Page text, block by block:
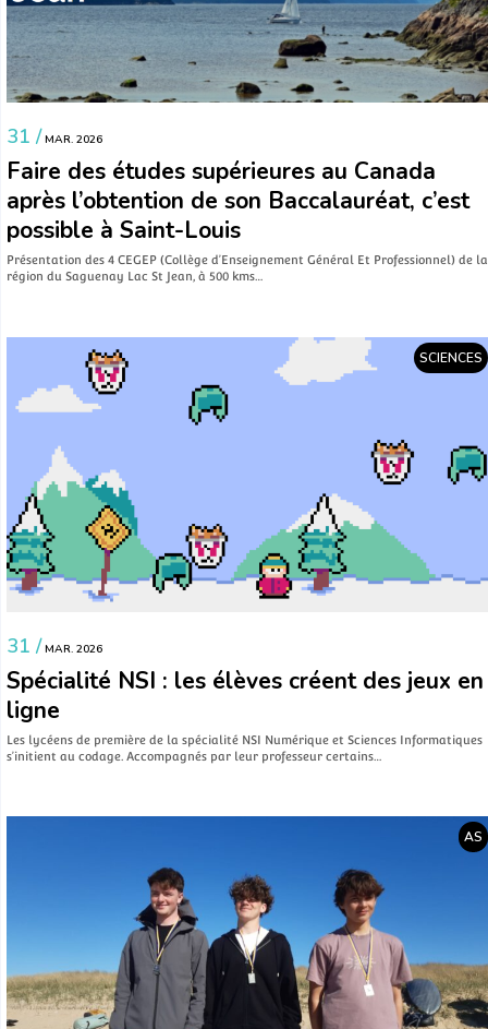
31 / MAR. 2026
Faire des études supérieures au Canada
après l’obtention de son Baccalauréat, c’est
possible à Saint-Louis
Présentation des 4 CEGEP (Collège d’Enseignement Général Et Professionnel) de la
région du Saguenay Lac St Jean, à 500 kms…
SCIENCES
31 / MAR. 2026
Spécialité NSI : les élèves créent des jeux en
ligne
Les lycéens de première de la spécialité NSI Numérique et Sciences Informatiques
s’initient au codage. Accompagnés par leur professeur certains…
AS